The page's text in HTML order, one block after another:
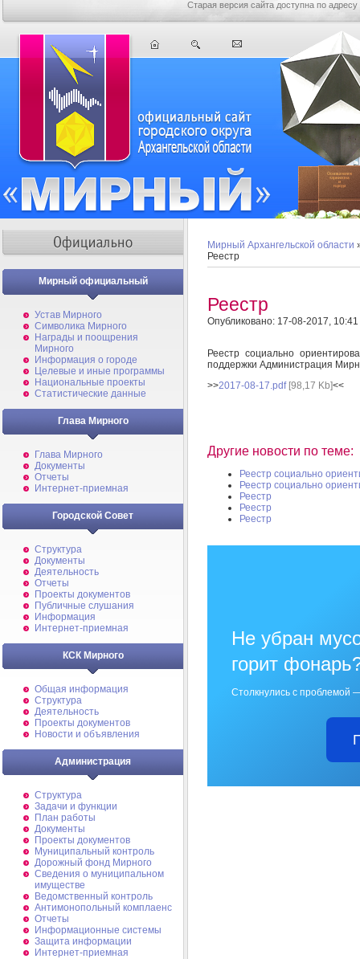
Старая версия сайта доступна по адресу
Мирный официальный
Устав Мирного
Символика Мирного
Награды и поощрения
Мирного
Информация о городе
Целевые и иные программы
Национальные проекты
Статистические данные
Глава Мирного
Глава Мирного
Документы
Отчеты
Интернет-приемная
Городской Совет
Структура
Документы
Деятельность
Отчеты
Проекты документов
Публичные слушания
Информация
Интернет-приемная
КСК Мирного
Общая информация
Структура
Деятельность
Проекты документов
Новости и объявления
Администрация
Структура
Задачи и функции
План работы
Документы
Проекты документов
Муниципальный контроль
Дорожный фонд Мирного
Cведения о муниципальном
имуществе
Ведомственный контроль
Антимонопольный комплаенс
Отчеты
Информационные системы
Защита информации
Интернет-приемная
Мирный Архангельской области
Реестр
Реестр
Опубликовано: 17-08-2017, 10:41
Реестр социально
поддержки Администрация
>>2017-08-17.pdf[98,17 Kb]<<
Другие новости по теме:
Реестр социально
Реестр социально
Реестр
Реестр
Реестр
Не убран
горит
Столкнулись с проблемой